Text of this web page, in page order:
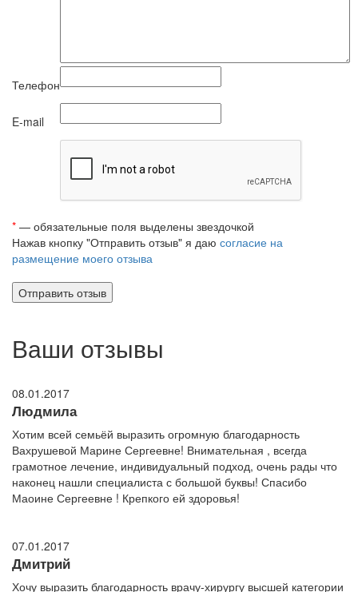
Телефон
E-mail
* — обязательные поля выделены звездочкой
Нажав кнопку "Отправить отзыв" я даю согласие на
размещение моего отзыва
Ваши отзывы
08.01.2017
Людмила
Хотим всей семьёй выразить огромную благодарность
Вахрушевой Марине Сергеевне! Внимательная , всегда
грамотное лечение, индивидуальный подход, очень рады что
наконец нашли специалиста с большой буквы! Спасибо
Маоине Сергеевне ! Крепкого ей здоровья!
07.01.2017
Дмитрий
Хочу выразить благодарность врачу-хирургу высшей категории